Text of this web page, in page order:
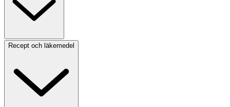
Recept och läkemedel